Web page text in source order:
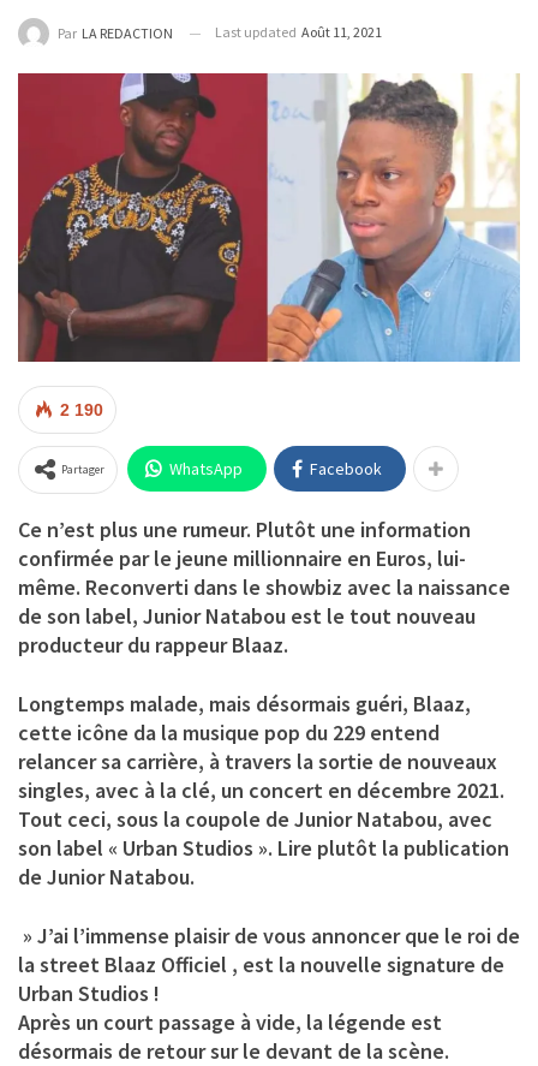
Par LA REDACTION Last updated Août 11, 2021
2 190
Partager WhatsApp Facebook
Ce n’est plus une rumeur. Plutôt une information
confirmée par le jeune millionnaire en Euros, lui-
même. Reconverti dans le showbiz avec la naissance
de son label, Junior Natabou est le tout nouveau
producteur du rappeur Blaaz.
Longtemps malade, mais désormais guéri, Blaaz,
cette icône da la musique pop du 229 entend
relancer sa carrière, à travers la sortie de nouveaux
singles, avec à la clé, un concert en décembre 2021.
Tout ceci, sous la coupole de Junior Natabou, avec
son label « Urban Studios ». Lire plutôt la publication
de Junior Natabou.
» J’ai l’immense plaisir de vous annoncer que le roi de
la street Blaaz Officiel , est la nouvelle signature de
Urban Studios !
Après un court passage à vide, la légende est
désormais de retour sur le devant de la scène.